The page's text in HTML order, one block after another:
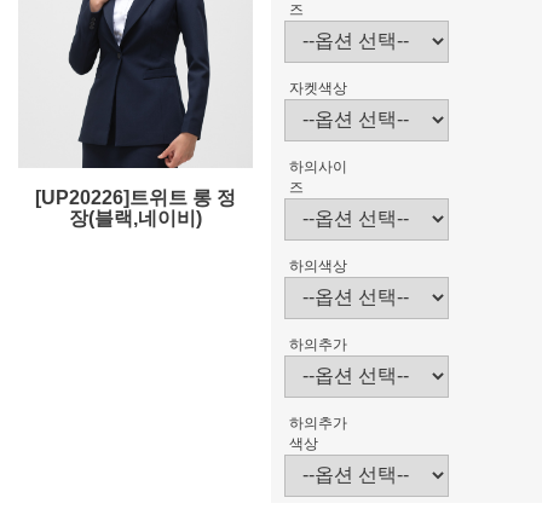
[UP20226]트위트 롱 정
장(블랙,네이비)
즈
자켓색상
하의사이
즈
하의색상
하의추가
하의추가
색상